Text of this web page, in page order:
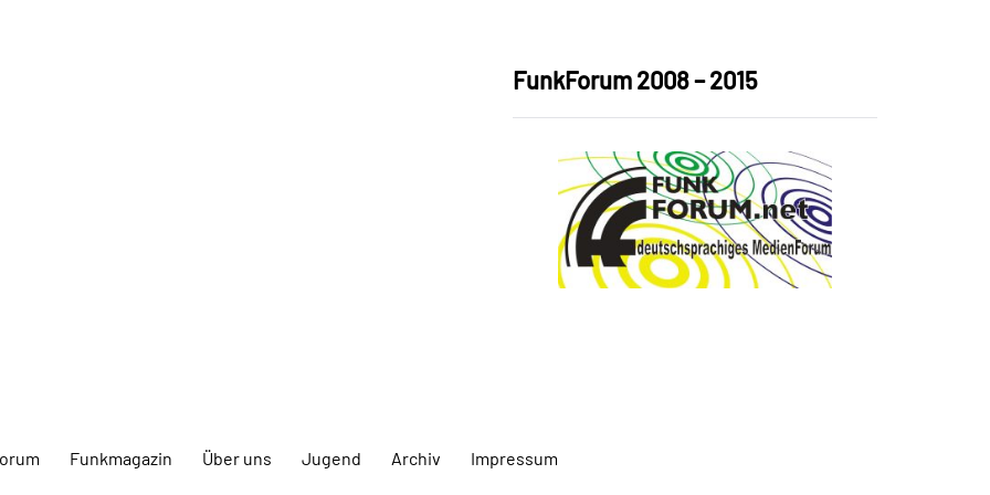
FunkForum 2008 – 2015
Funkmagazin Über uns Jugend Archiv Impressum